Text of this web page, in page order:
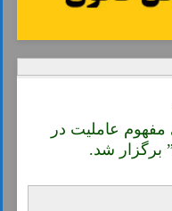
عاملیت در
برگزار شد.